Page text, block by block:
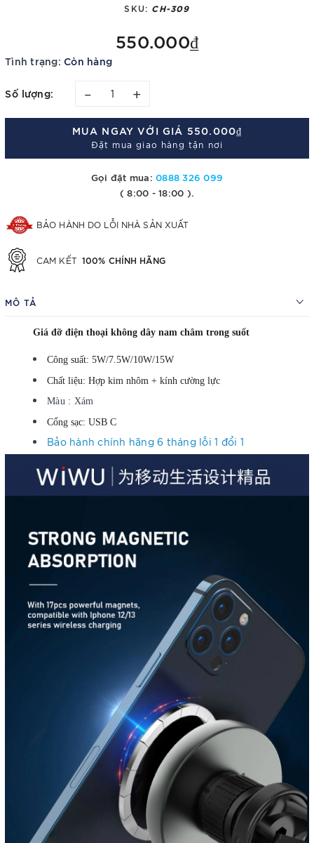
SKU: CH-309
550.000₫
Tình trạng: Còn hàng
Số lượng: – +
MUA NGAY VỚI GIÁ 550.000₫
Đặt mua giao hàng tận nơi
Gọi đặt mua:0888 326 099
( 8:00 - 18:00 ).
BẢO HÀNH DO LỖI NHÀ SẢN XUẤT
CAM KẾT 100% CHÍNH HÃNG
MÔ TẢ
Giá đỡ điện thoại không dây nam châm trong suốt
Công suất: 5W/7.5W/10W/15W
Chất liệu: Hợp kim nhôm + kính cường lực
Màu : Xám
Cổng sạc: USB C
Bảo hành chính hãng 6 tháng lỗi 1 đổi 1